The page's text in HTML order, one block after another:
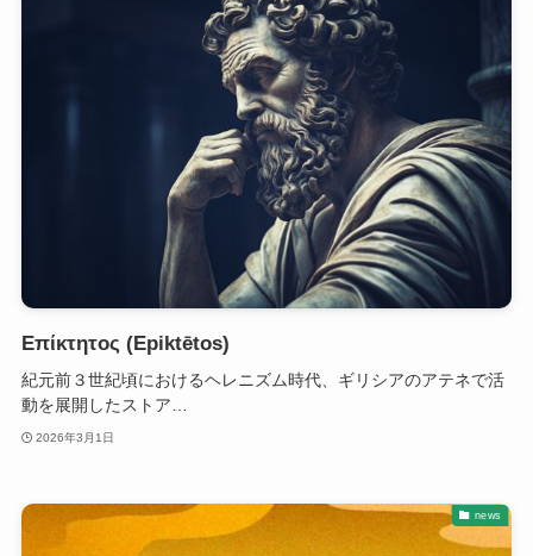
Επίκτητος (Epiktētos)
紀元前３世紀頃におけるヘレニズム時代、ギリシアのアテネで活
動を展開したストア…
2026年3月1日
news